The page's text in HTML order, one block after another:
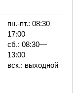
пн.-пт.: 08:30—
17:00
сб.: 08:30—
13:00
вск.: выходной